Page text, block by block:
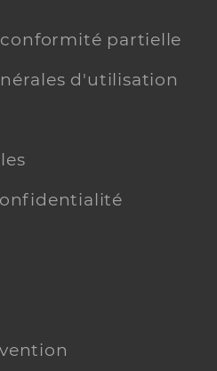
partielle
d'utilisation